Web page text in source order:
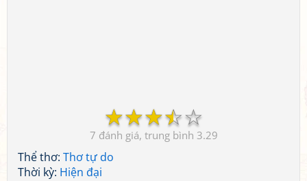
☆
☆
☆
☆
☆
7 3.29
Thể thơ: Thơ tự do
Thời kỳ: Hiện đại